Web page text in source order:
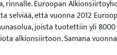
rinnalle. Euroopan
selviää, että vuonna 2012
joista tuotettiin yli
alkionsiirtoon. Samana